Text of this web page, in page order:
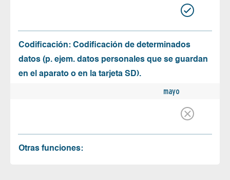
Codificación: Codificación de determinados
datos (p. ejem. datos personales que se guardan
en el aparato o en la tarjeta SD).
mayo
Otras funciones: